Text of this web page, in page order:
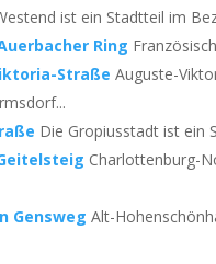
ist ein Stadtteil im
Ring
Straße Auguste-
Die Gropiusstadt ist ein
Charlottenburg-
Gensweg Alt-